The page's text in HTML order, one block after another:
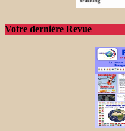
Votre dernière Revue